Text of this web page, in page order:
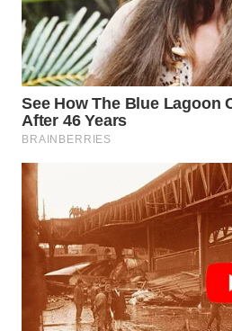
WN
CIANJUR
WN
KEPULAUAN
SERIBU
TANGERANG
WN
BINJAI
WN
CIREBON